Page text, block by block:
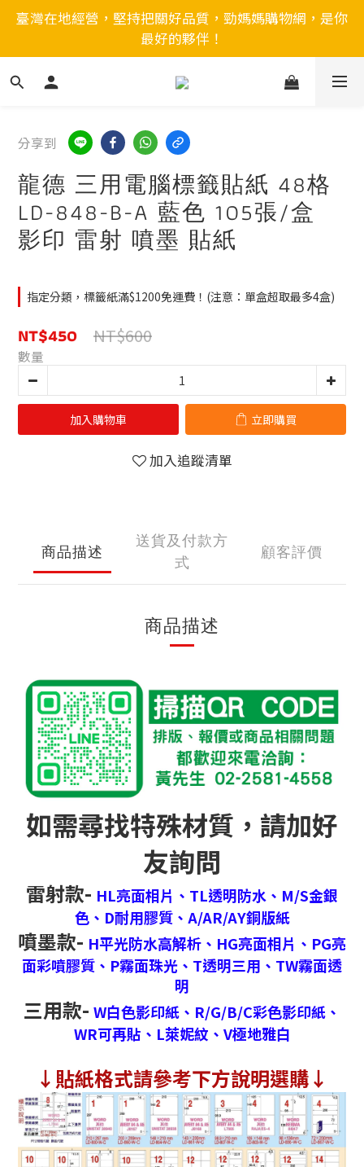
臺灣在地經營，堅持把關好品質，勁媽媽購物網，是你
最好的夥伴！
分享到
龍德 三用電腦標籤貼紙 48格
LD-848-B-A 藍色 105張/盒
影印 雷射 噴墨 貼紙
指定分類，標籤紙滿$1200免運費！(注意：單盒超取最多4盒)
NT$450 NT$600
數量
加入購物車 立即購買
加入追蹤清單
商品描述
送貨及付款方
式
顧客評價
商品描述
如需尋找特殊材質，請加好
友詢問
雷射款- HL亮面相片、 TL透明防水、 M/S金銀
色、 D耐用膠質、 A/AR/AY銅版紙
噴墨款- H平光防水高解析、 HG亮面相片、 PG亮
面彩噴膠質、 P霧面珠光、 T透明三用、 TW霧面透
明
三用款- W白色影印紙、 R/G/B/C彩色影印紙、
WR可再貼、 L萊妮紋、 V極地雅白
↓ 貼紙格式請參考下方說明選購↓